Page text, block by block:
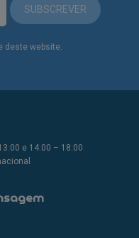
SUBSCREVER
deste website.
e 14:00 – 18:00